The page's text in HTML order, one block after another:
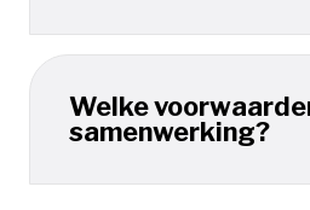
Welke
samenwerking?